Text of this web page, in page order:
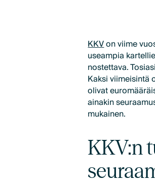
KKVon viime
useampia
nostettava.
Kaksi viimeisintä
olivat
ainakin
mukainen.
KKV:n